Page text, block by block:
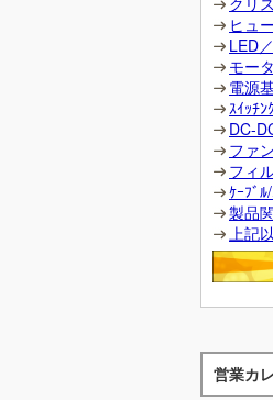
ヒュ
LED
モー
電源
ｽｲｯﾁﾝ
DC-
ファ
フィ
ｹｰﾌﾞﾙ
製品
上記
営業カ